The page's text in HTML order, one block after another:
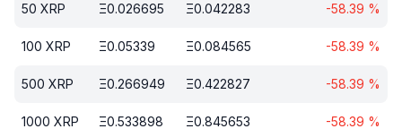
50 XRP Ξ0.026695 Ξ0.042283 -58.39 %
100 XRP Ξ0.05339 Ξ0.084565 -58.39 %
500 XRP Ξ0.266949 Ξ0.422827 -58.39 %
1000 XRP Ξ0.533898 Ξ0.845653 -58.39 %